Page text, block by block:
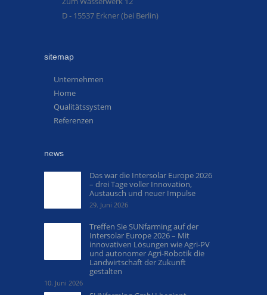
D - 15537 Erkner (bei Berlin)
sitemap
Unternehmen
Home
Qualitätssystem
Referenzen
news
Das war die Intersolar Europe 2026
– drei Tage voller Innovation,
Austausch und neuer Impulse
29. Juni 2026
Treffen Sie SUNfarming auf der
Intersolar Europe 2026 – Mit
innovativen Lösungen wie Agri-PV
und autonomer Agri-Robotik die
Landwirtschaft der Zukunft
gestalten
10. Juni 2026